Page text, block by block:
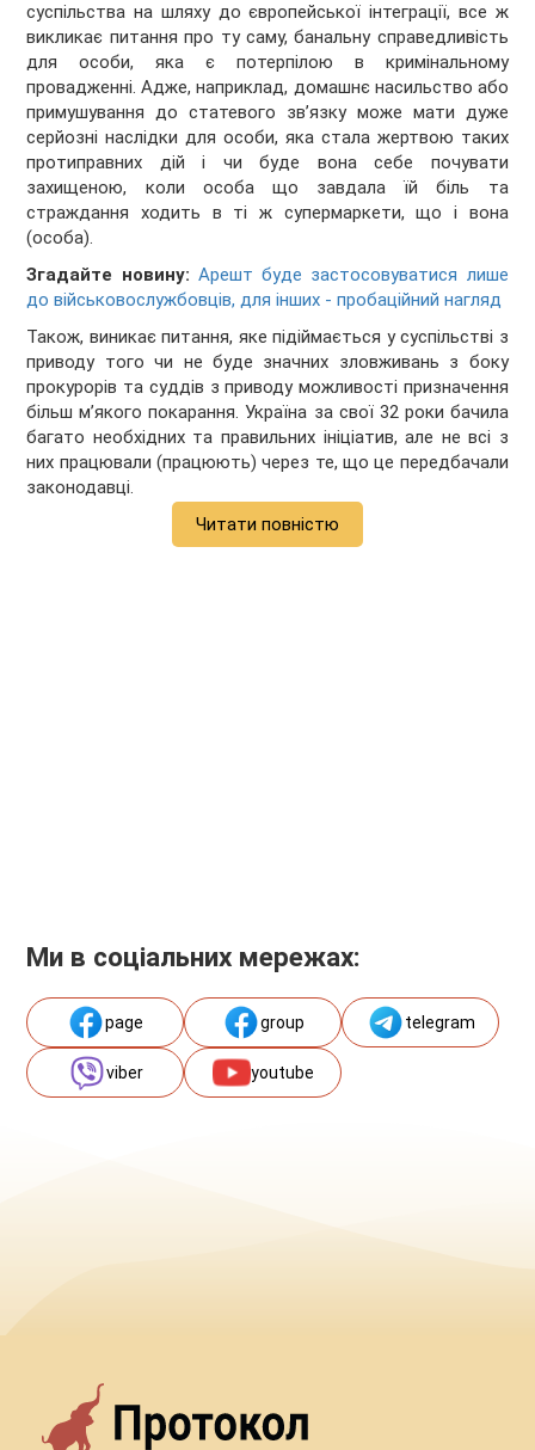
суспільства на шляху до європейської інтеграції, все ж
викликає питання про ту саму, банальну справедливість
для особи, яка є потерпілою в кримінальному
провадженні. Адже, наприклад, домашнє насильство або
примушування до статевого зв’язку може мати дуже
серйозні наслідки для особи, яка стала жертвою таких
протиправних дій і чи буде вона себе почувати
захищеною, коли особа що завдала їй біль та
страждання ходить в ті ж супермаркети, що і вона
(особа).
Згадайте новину: Арешт буде застосовуватися лише
до військовослужбовців, для інших - пробаційний нагляд
Також, виникає питання, яке підіймається у суспільстві з
приводу того чи не буде значних зловживань з боку
прокурорів та суддів з приводу можливості призначення
більш м’якого покарання. Україна за свої 32 роки бачила
багато необхідних та правильних ініціатив, але не всі з
них працювали (працюють) через те, що це передбачали
законодавці.
Читати повністю
Ми в соціальних мережах:
page group telegram
viber youtube